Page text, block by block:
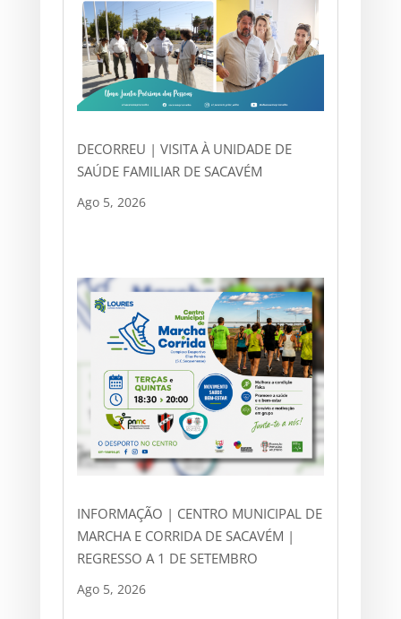
DECORREU | VISITA À UNIDADE DE
SAÚDE FAMILIAR DE SACAVÉM
Ago 5, 2026
INFORMAÇÃO | CENTRO MUNICIPAL DE
MARCHA E CORRIDA DE SACAVÉM |
REGRESSO A 1 DE SETEMBRO
Ago 5, 2026